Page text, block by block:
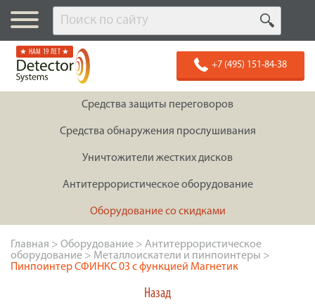
★ НАМ 19 ЛЕТ ★
+7 (495) 151-84-38
Средства защиты переговоров
Средства обнаружения прослушивания
Уничтожители жестких дисков
Антитеррористическое оборудование
Оборудование со скидками
Главная > Оборудование > Антитеррористическое
оборудование > Металлоискатели и пинпоинтеры >
Пинпоинтер СФИНКС 03 с функцией Магнетик
Назад